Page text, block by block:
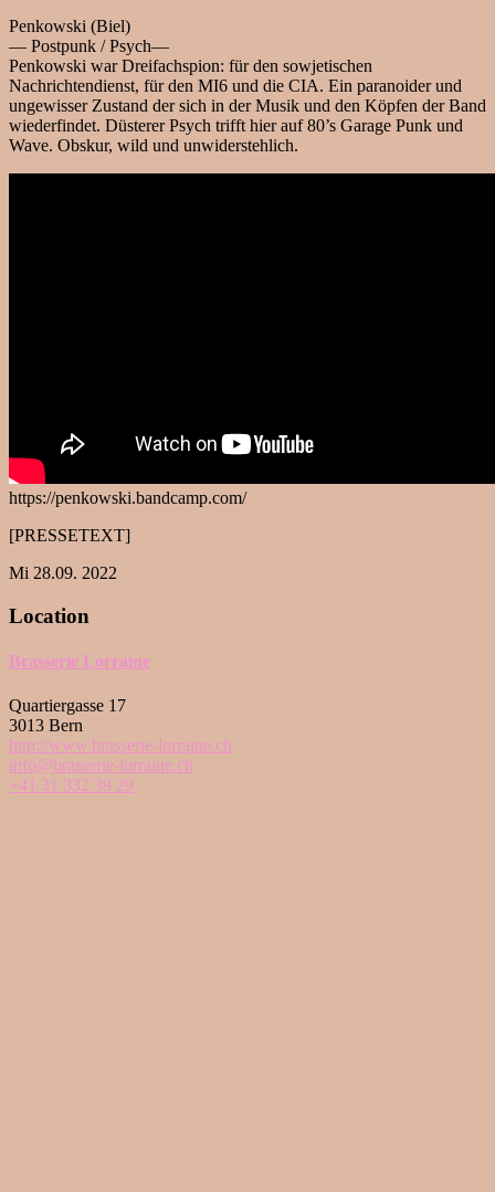
Penkowski (Biel)
— Postpunk / Psych—
Penkowski war Dreifachspion: für den sowjetischen
Nachrichtendienst, für den MI6 und die CIA. Ein paranoider und
ungewisser Zustand der sich in der Musik und den Köpfen der Band
wiederfindet. Düsterer Psych trifft hier auf 80’s Garage Punk und
Wave. Obskur, wild und unwiderstehlich.
https://penkowski.bandcamp.com/
[PRESSETEXT]
Mi 28.09. 2022
Location
Brasserie Lorraine
Quartiergasse 17
3013 Bern
http://www.brasserie-lorraine.ch
info@brasserie-lorraine.ch
+41 31 332 39 29